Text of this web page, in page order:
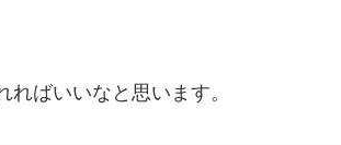
ばいいなと思います。